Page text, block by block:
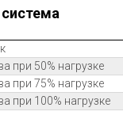
при 50% нагрузке
при 75% нагрузке
при 100% нагрузке